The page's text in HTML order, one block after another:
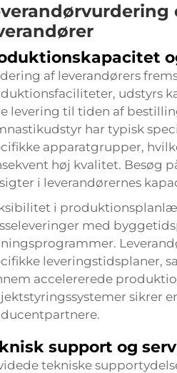
af leverandørers
udstyrs
levering til tiden af
har typisk
apparatgrupper,
høj kvalitet. Besøg
i leverandørernes
i
med
leveringstidsplaner,
accelererede
sikrer
support og
tekniske